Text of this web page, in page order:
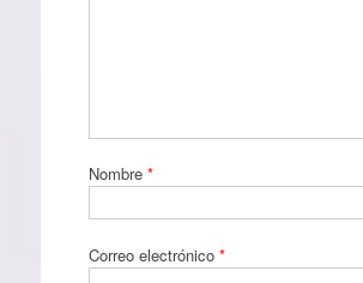
Nombre *
Correo electrónico *